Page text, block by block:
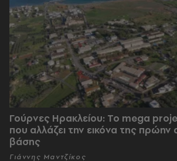
Γούρνες Ηρακλείου: To mega
που αλλάζει την εικόνα της πρώην
βάσης
Γιάννης Μαντζίκος